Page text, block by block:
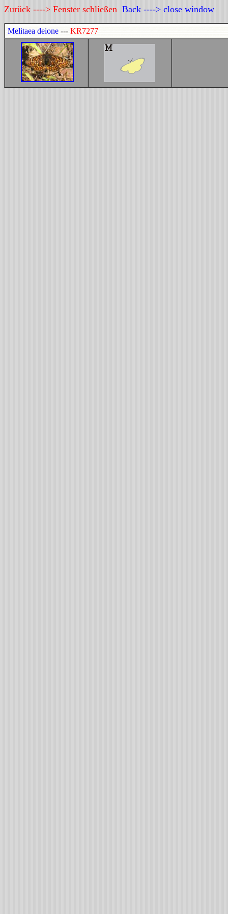
Zurück ----> Fenster schließen Back ----> close window
Melitaea deione --- KR7277